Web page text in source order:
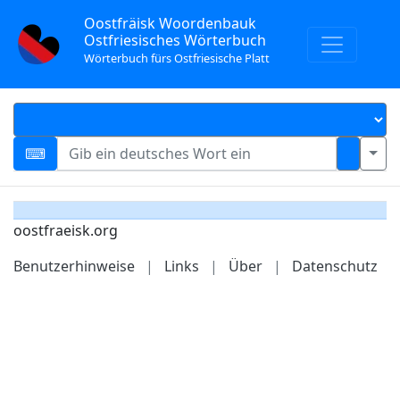
Oostfräisk Woordenbauk
Ostfriesisches Wörterbuch
Wörterbuch fürs Ostfriesische Platt
oostfraeisk.org
Benutzerhinweise
| Links | Über | Datenschutz